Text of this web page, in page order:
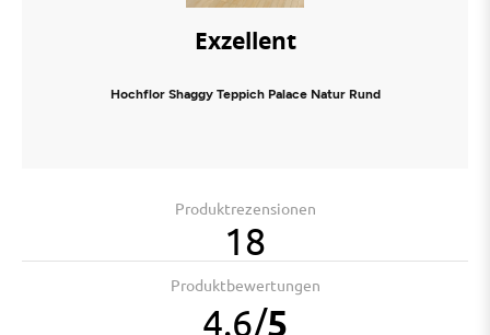
Exzellent
Hochflor Shaggy Teppich Palace Natur Rund
Produktrezensionen
18
Produktbewertungen
4.6/5